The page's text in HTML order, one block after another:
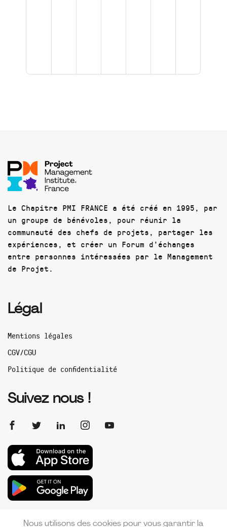
Le Chapitre PMI FRANCE a été créé en 1995, par
un groupe de bénévoles, pour réunir la
communauté des chefs de projets, partager les
expériences, et créer un Forum d'échanges
entre personnes intéressées par le Management
de Projet.
Légal
Mentions légales
CGV/CGU
Politique de confidentialité
Suivez nous !
Nous utilisons des cookies pour vous garantir la